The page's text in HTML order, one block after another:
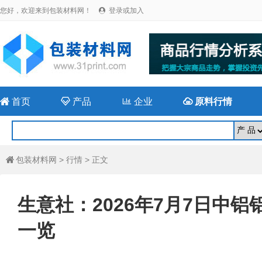
您好，欢迎来到包装材料网！  登录或加入
 首页  产品 企业 原料行情
 包装材料网 > 行情 > 正文
生意社：2026年7月7日中铝
一览